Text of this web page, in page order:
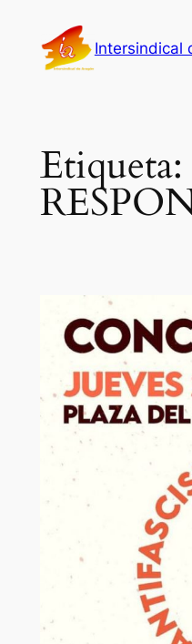
contenido
Intersindical
Etiqueta: